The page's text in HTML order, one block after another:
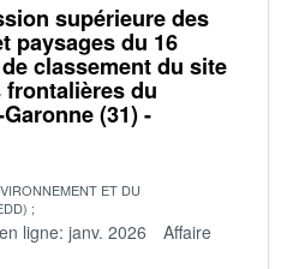
supérieure des
paysages du 16
classement du site
frontalières du
(31) -
ET DU
ligne: janv. 2026
Affaire